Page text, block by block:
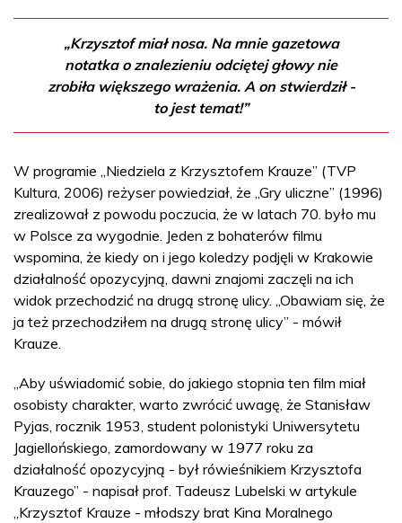
„Krzysztof miał nosa. Na mnie gazetowa
notatka o znalezieniu odciętej głowy nie
zrobiła większego wrażenia. A on stwierdził -
to jest temat!”
W programie „Niedziela z Krzysztofem Krauze” (TVP
Kultura, 2006) reżyser powiedział, że „Gry uliczne” (1996)
zrealizował z powodu poczucia, że w latach 70. było mu
w Polsce za wygodnie. Jeden z bohaterów filmu
wspomina, że kiedy on i jego koledzy podjęli w Krakowie
działalność opozycyjną, dawni znajomi zaczęli na ich
widok przechodzić na drugą stronę ulicy. „Obawiam się, że
ja też przechodziłem na drugą stronę ulicy” - mówił
Krauze.
„Aby uświadomić sobie, do jakiego stopnia ten film miał
osobisty charakter, warto zwrócić uwagę, że Stanisław
Pyjas, rocznik 1953, student polonistyki Uniwersytetu
Jagiellońskiego, zamordowany w 1977 roku za
działalność opozycyjną - był rówieśnikiem Krzysztofa
Krauzego” - napisał prof. Tadeusz Lubelski w artykule
„Krzysztof Krauze - młodszy brat Kina Moralnego